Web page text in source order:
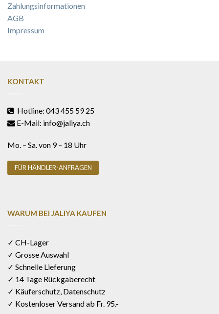
Zahlungsinformationen
AGB
Impressum
KONTAKT
Hotline: 043 455 59 25
E-Mail: info@jaliya.ch
Mo. – Sa. von 9 – 18 Uhr
FÜR HÄNDLER-ANFRAGEN
WARUM BEI JALIYA KAUFEN
✓ CH-Lager
✓ Grosse Auswahl
✓ Schnelle Lieferung
✓ 14 Tage Rückgaberecht
✓ Käuferschutz, Datenschutz
✓ Kostenloser Versand ab Fr. 95.-